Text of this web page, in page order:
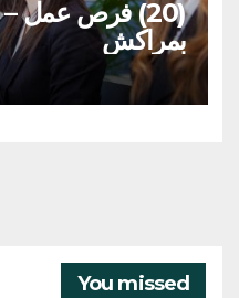
بمراكش
You missed